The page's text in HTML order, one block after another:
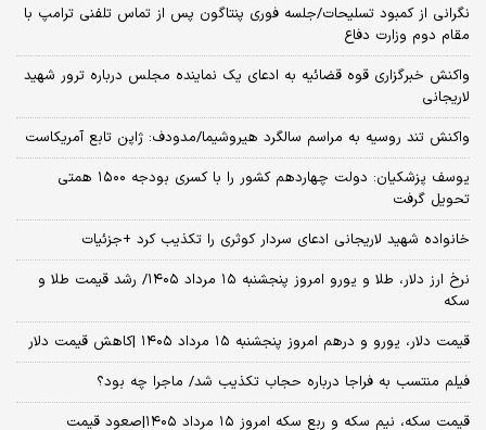
نگرانی از کمبود تسلیحات/جلسه فوری پنتاگون پس از تماس تلفنی ترامپ با
مقام دوم وزارت دفاع
واکنش خبرگزاری قوه قضائیه به ادعای یک نماینده مجلس درباره ترور شهید
لاریجانی
واکنش تند روسیه به مراسم سالگرد هیروشیما/مدودف: ژاپن تابع آمریکاست
یوسف پزشکیان: دولت چهاردهم کشور را با کسری بودجه ۱۵۰۰ همتی
تحویل گرفت
خانواده شهید لاریجانی ادعای سردار کوثری را تکذیب کرد +جزئیات
نرخ ارز دلار، طلا و یورو امروز پنجشنبه ۱۵ مرداد ۱۴۰۵/ رشد قیمت طلا و
سکه
قیمت دلار، یورو و درهم امروز پنجشنبه ۱۵ مرداد ۱۴۰۵ |کاهش قیمت دلار
فیلم منتسب به فراجا درباره حجاب تکذیب شد/ ماجرا چه بود؟
قیمت سکه، نیم سکه و ربع سکه امروز ۱۵ مرداد ۱۴۰۵|صعود قیمت